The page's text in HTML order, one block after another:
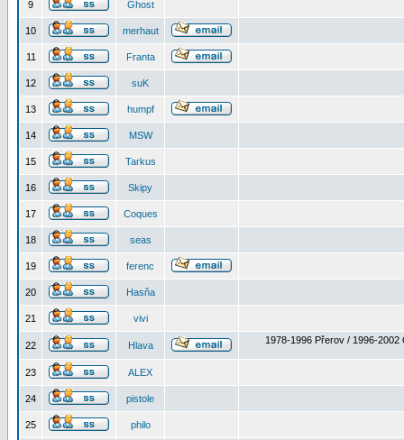
9 Ghost
10 merhaut
11 Franta
12 suK
13 humpf
14 MSW
15 Tarkus
16 Skipy
17 Coques
18 seas
19 ferenc
20 Hasňa
21 vivi
22 Hlava 1978-1996 Přerov / 1996-2002
23 ALEX
24 pistole
25 philo